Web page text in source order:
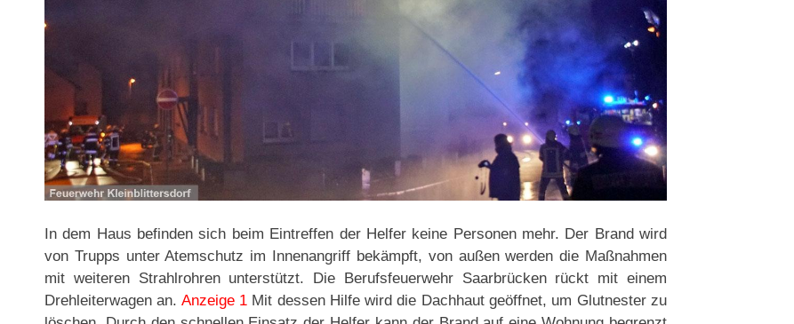
In dem Haus befinden sich beim Eintreffen der Helfer keine Personen mehr. Der Brand wird
von Trupps unter Atemschutz im Innenangriff bekämpft, von außen werden die Maßnahmen
mit weiteren Strahlrohren unterstützt. Die Berufsfeuerwehr Saarbrücken rückt mit einem
Drehleiterwagen an. Anzeige 1Mit dessen Hilfe wird die Dachhaut geöffnet, um Glutnester zu